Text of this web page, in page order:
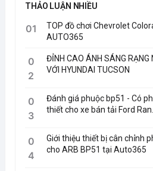
THẢO LUẬN NHIỀU
01
TOP đồ chơi Chevrolet
AUTO365
0
2
ĐỈNH CAO ÁNH SÁNG RẠNG
VỚI HYUNDAI TUCSON
0
3
Đánh giá phuộc bp51 - Có
thiết cho xe bán tải Ford Ran...
0
4
Giới thiệu thiết bị cân chỉnh
cho ARB BP51 tại Auto365